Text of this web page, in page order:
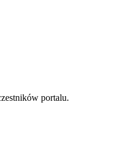
portalu.